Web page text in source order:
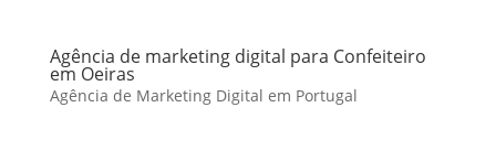
Agência de marketing digital para Confeiteiro
em Oeiras
Agência de Marketing Digital em Portugal